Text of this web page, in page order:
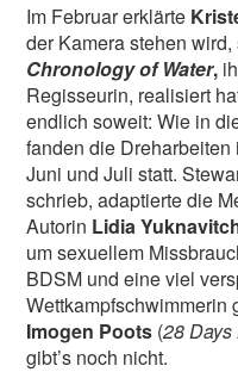
Im Februar erklärte
der Kamera stehen
Chronology of Water,
Regisseurin, realisiert
endlich soweit: Wie in
fanden die
Juni und Juli statt.
schrieb, adaptierte die
Autorin Lidia
um sexuellem
BDSM und eine viel
Wettkampfschwimmerin
Imogen Poots (28 Days
gibt’s noch nicht.